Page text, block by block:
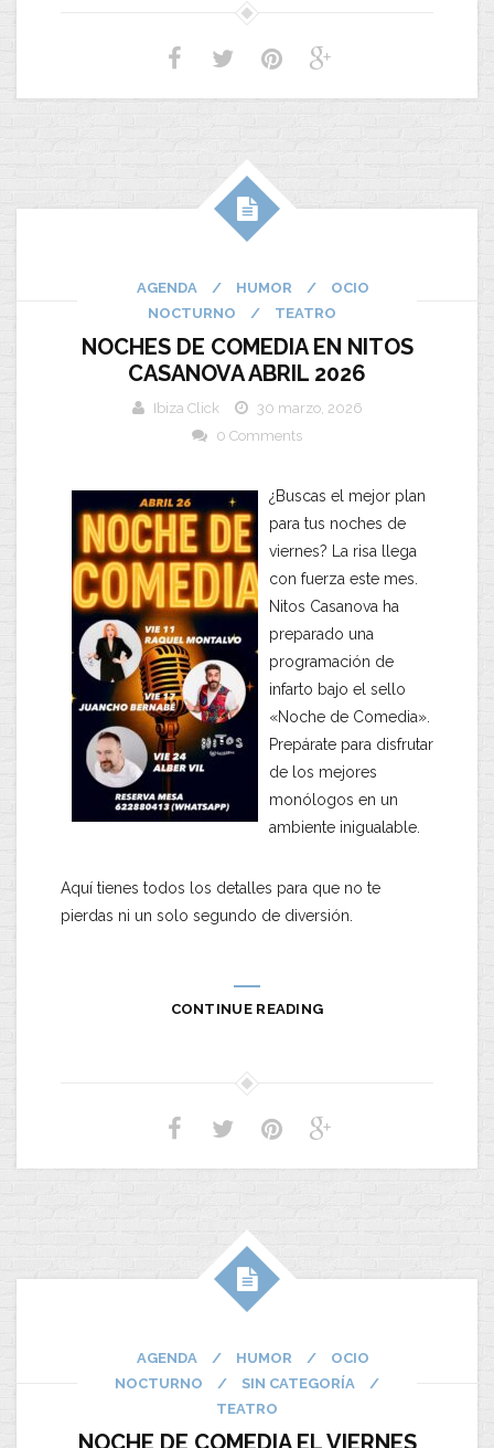
AGENDA / HUMOR /
OCIO
NOCTURNO
/ TEATRO
NOCHES DE COMEDIA EN NITOS
CASANOVA ABRIL 2026
Ibiza Click
30 marzo, 2026
0 Comments
​¿Buscas el mejor plan
para tus noches de
viernes? La risa llega
con fuerza este mes.
Nitos Casanova ha
preparado una
programación de
infarto bajo el sello
«Noche de Comedia»
Prepárate para disfrutar
de los mejores
monólogos en un
ambiente inigualable.
​Aquí tienes todos los detalles para que no te
pierdas ni un solo segundo de diversión.
CONTINUE READING
AGENDA / HUMOR /
OCIO
NOCTURNO
/ SIN CATEGORÍA
/
TEATRO
NOCHE DE COMEDIA EL VIERNES